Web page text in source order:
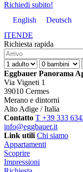
Richiedi subito!
English
Deutsch
ITENDE
Richiesta rapida
Eggbauer Panorama
Via Vigneti 1
39010 Cermes
Merano e dintorni
Alto Adige / Italia
Contatto T +39 333
info@eggbauer.it
Link utili Chi siamo
Appartamenti
Scoprire
Impressioni